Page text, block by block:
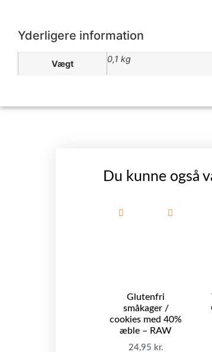
Yderligere information
Vægt 0,1 kg
Du kunne også
Glutenfri
småkager /
cookies med 40%
æble – RAW
24,95 kr.